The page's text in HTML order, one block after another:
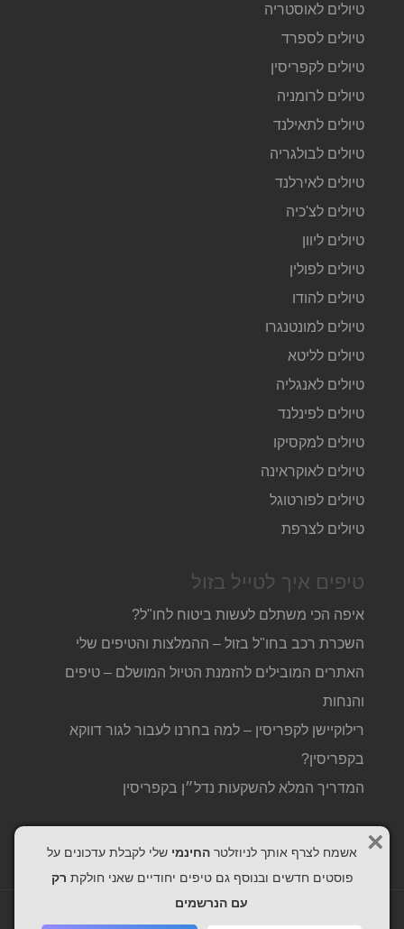
אשמח לצרף אותך לניוזלטר החינמי שלי לקבלת עדכונים על
פוסטים חדשים ובנוסף גם טיפים יחודיים שאני חולקת רק
עם הנרשמים
×
טיולים לאוסטריה
טיולים לספרד
טיולים לקפריסין
טיולים לרומניה
טיולים לתאילנד
טיולים לבולגריה
טיולים לאירלנד
טיולים לצ'כיה
טיולים ליוון
טיולים לפולין
טיולים להודו
טיולים למונטנגרו
טיולים לליטא
טיולים לאנגליה
טיולים לפינלנד
טיולים למקסיקו
טיולים לאוקראינה
טיולים לפורטוגל
טיולים לצרפת
טיפים איך לטייל בזול
איפה הכי משתלם לעשות ביטוח לחו"ל?
השכרת רכב בחו"ל בזול – ההמלצות והטיפים שלי
האתרים המובילים להזמנת הטיול המושלם – טיפים
והנחות
רילוקיישן לקפריסין – למה בחרנו לעבור לגור דווקא
בקפריסין?
המדריך המלא להשקעות נדל״ן בקפריסין